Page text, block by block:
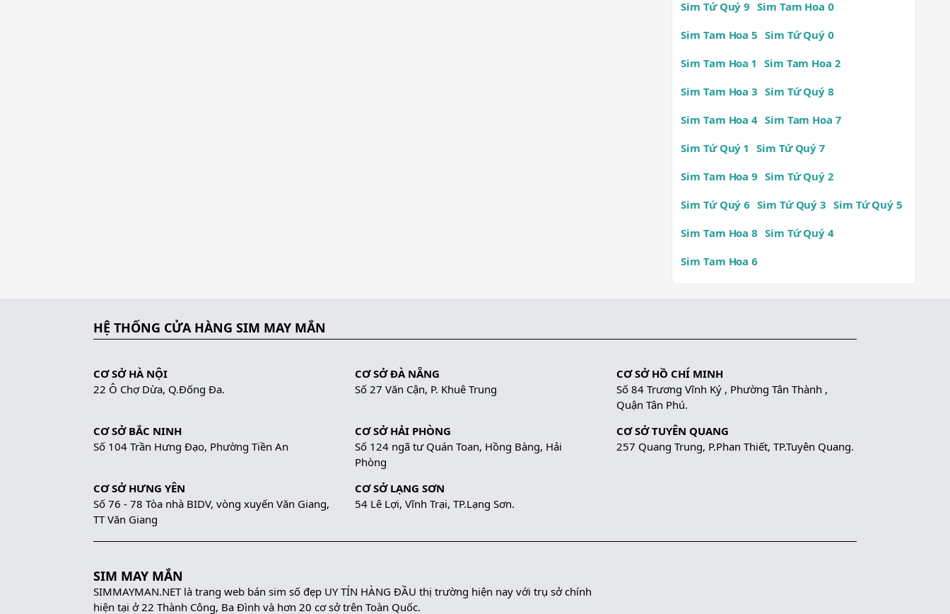
Sim Tứ Quý 9 Sim Tam Hoa 0
Sim Tam Hoa 5 Sim Tứ Quý 0
Sim Tam Hoa 1
Sim Tam Hoa 2
Sim Tam Hoa 3 Sim Tứ Quý 8
Sim Tam Hoa 4 Sim Tam Hoa 7
Sim Tứ Quý 1
Sim Tứ Quý 7
Sim Tam Hoa 9 Sim Tứ Quý 2
Sim Tứ Quý 6 Sim Tứ Quý 3 Sim Tứ Quý 5
Sim Tam Hoa 8 Sim Tứ Quý 4
Sim Tam Hoa 6
HỆ THỐNG CỬA HÀNG SIM MAY MẮN
CƠ SỞ HÀ NỘI
22 Ô Chợ Dừa, Q.Đống Đa.
CƠ SỞ ĐÀ NẴNG
Số 27 Văn Cận, P. Khuê Trung
CƠ SỞ HỒ CHÍ MINH
Số 84 Trương Vĩnh Ký , Phường Tân Thành ,
Quận Tân Phú.
CƠ SỞ BẮC NINH
Số 104 Trần Hưng Đạo, Phường Tiền An
CƠ SỞ HẢI PHÒNG
Số 124 ngã tư Quán Toan, Hồng Bàng, Hải
Phòng
CƠ SỞ TUYÊN QUANG
257 Quang Trung, P.Phan Thiết, TP.Tuyên Quang.
CƠ SỞ HƯNG YÊN
Số 76 - 78 Tòa nhà BIDV, vòng xuyến Văn Giang,
TT Văn Giang
CƠ SỞ LẠNG SƠN
54 Lê Lợi, Vĩnh Trại, TP.Lạng Sơn.
SIM MAY MẮN
SIMMAYMAN.NET là trang web bán sim số đẹp UY TÍN HÀNG ĐẦU thị trường hiện nay với trụ sở chính
hiện tại ở 22 Thành Công, Ba Đình và hơn 20 cơ sở trên Toàn Quốc.